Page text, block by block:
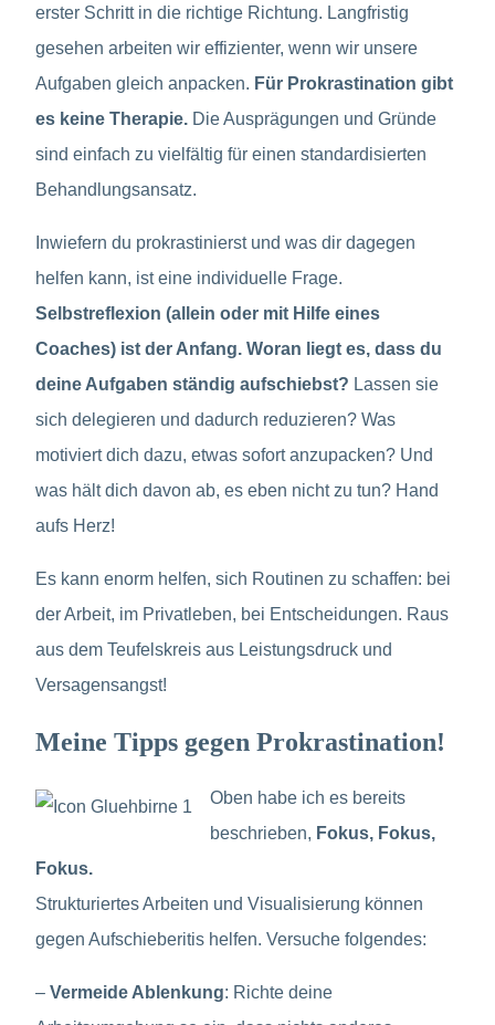
erster Schritt in die richtige Richtung. Langfristig
gesehen arbeiten wir effizienter, wenn wir unsere
Aufgaben gleich anpacken. Für Prokrastination gibt
es keine Therapie. Die Ausprägungen und Gründe
sind einfach zu vielfältig für einen standardisierten
Behandlungsansatz.
Inwiefern du prokrastinierst und was dir dagegen
helfen kann, ist eine individuelle Frage.
Selbstreflexion (allein oder mit Hilfe eines
Coaches) ist der Anfang. Woran liegt es, dass du
deine Aufgaben ständig aufschiebst? Lassen sie
sich delegieren und dadurch reduzieren? Was
motiviert dich dazu, etwas sofort anzupacken? Und
was hält dich davon ab, es eben nicht zu tun? Hand
aufs Herz!
Es kann enorm helfen, sich Routinen zu schaffen: bei
der Arbeit, im Privatleben, bei Entscheidungen. Raus
aus dem Teufelskreis aus Leistungsdruck und
Versagensangst!
Meine Tipps gegen Prokrastination!
Oben habe ich es bereits
beschrieben, Fokus, Fokus,
Fokus.
Strukturiertes Arbeiten und Visualisierung können
gegen Aufschieberitis helfen. Versuche folgendes:
– Vermeide Ablenkung: Richte deine